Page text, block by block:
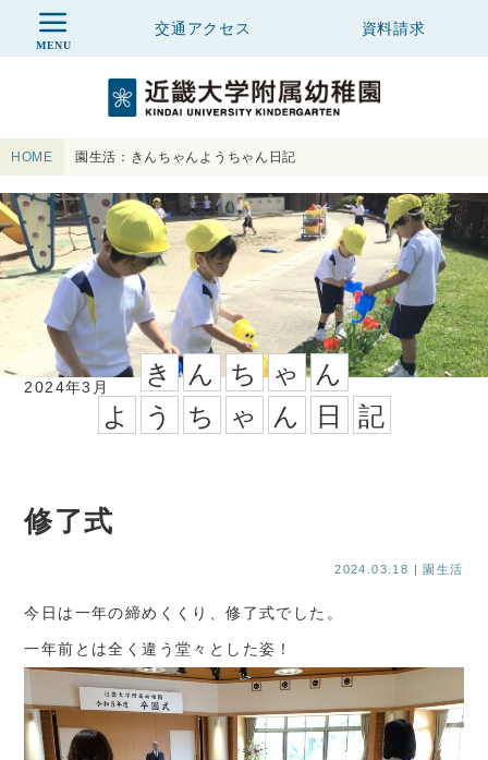
MENU
交通アクセス 資料請求
HOME 園生活：きんちゃんようちゃん日記
き ん ち ゃ
ん
よ
う ち ゃ ん 日 記
2024年3月
修了式
2024.03.18 | 園生活
今日は一年の締めくくり、修了式でした。
一年前とは全く違う堂々とした姿！